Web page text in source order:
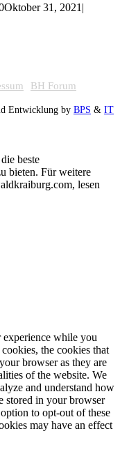
Oktober 31, 2021 |
BH Forum
Entwicklung by BPS & IT
beste
bieten. Für weitere
lesen
while you
the cookies that
browser as they are
of the website. We
and understand how
stored in your browser
to opt-out of these
may have an effect